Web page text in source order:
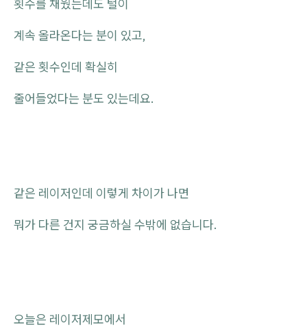
횟수를 채웠는데도 털이
계속 올라온다는 분이 있고,
같은 횟수인데 확실히
줄어들었다는 분도 있는데요.
같은 레이저인데 이렇게 차이가 나면
뭐가 다른 건지 궁금하실 수밖에 없습니다.
오늘은 레이저제모에서